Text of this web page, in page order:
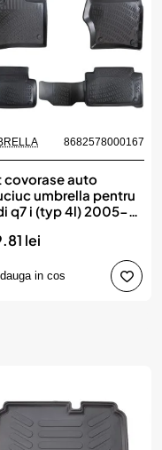
8682578000167
covorase auto
umbrella pentru
q7 i (typ 4l) 2005-
lei
in cos